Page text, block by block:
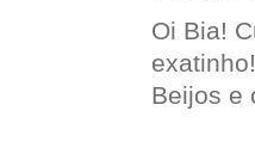
Oi Bia!
Beijos e